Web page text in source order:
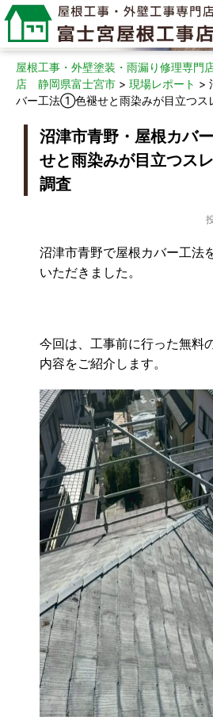
現場レポート
屋根工事・外壁塗装・雨漏り修理専門
店 静岡県富士宮市 > 現場レポート >
バー工法①色褪せと雨染みが目立つス
沼津市青野・屋根カバ
せと雨染みが目立つス
調査
沼津市青野で屋根カバー工法
いただきました。
今回は、工事前に行った無料
内容をご紹介します。